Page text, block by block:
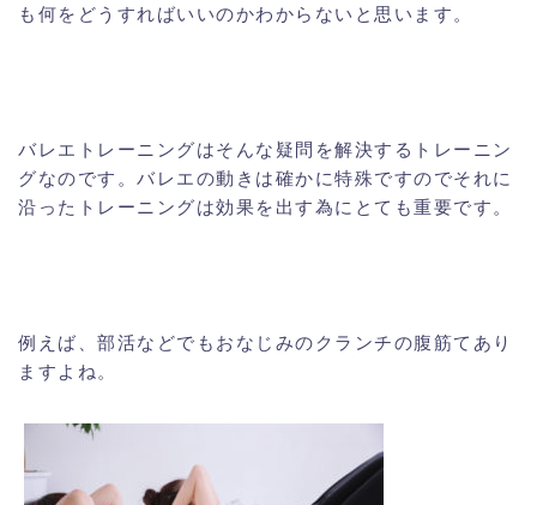
も何をどうすればいいのかわからないと思います。
バレエトレーニングはそんな疑問を解決するトレーニン
グなのです。バレエの動きは確かに特殊ですのでそれに
沿ったトレーニングは効果を出す為にとても重要です。
例えば、部活などでもおなじみのクランチの腹筋てあり
ますよね。